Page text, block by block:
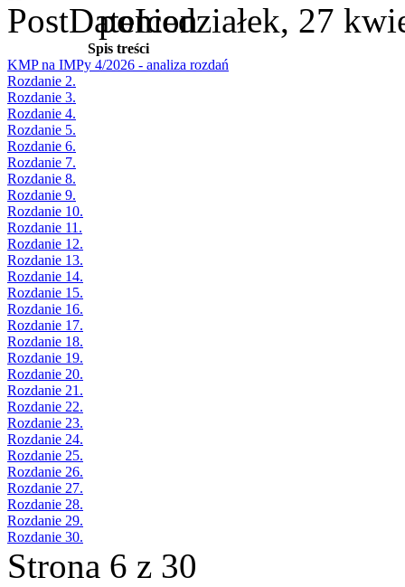
poniedziałek, 27
Spis treści
KMP na IMPy 4/2026 - analiza rozdań
Rozdanie 2.
Rozdanie 3.
Rozdanie 4.
Rozdanie 5.
Rozdanie 6.
Rozdanie 7.
Rozdanie 8.
Rozdanie 9.
Rozdanie 10.
Rozdanie 11.
Rozdanie 12.
Rozdanie 13.
Rozdanie 14.
Rozdanie 15.
Rozdanie 16.
Rozdanie 17.
Rozdanie 18.
Rozdanie 19.
Rozdanie 20.
Rozdanie 21.
Rozdanie 22.
Rozdanie 23.
Rozdanie 24.
Rozdanie 25.
Rozdanie 26.
Rozdanie 27.
Rozdanie 28.
Rozdanie 29.
Rozdanie 30.
Strona 6 z 30